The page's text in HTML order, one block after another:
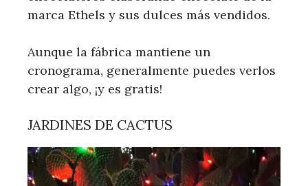
marca Ethels y sus dulces más vendidos.
Aunque la fábrica mantiene un
cronograma, generalmente puedes verlos
crear algo, ¡y es gratis!
JARDINES DE CACTUS